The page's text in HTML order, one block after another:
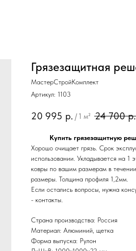
Грязезащитная
МастерСтройКомплект
Артикул: 1103
20 995 р. / 1 м² 24 700 р.
Купить грязезащитную
Хорошо очищает грязь. Срок
использовании. Укладывается на 1
ковры по вашим размерам в
размеры. Толщина профиля 1,2мм.
Если остались вопросы, нужна
- контакты.
Страна производства: Россия
Материал: Алюминий, щетка
Форма выпуска: Рулон